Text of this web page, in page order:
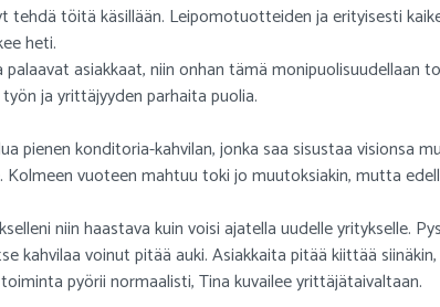
tehdä töitä käsillään. Leipomotuotteiden ja erityisesti
heti.
asiakkaat, niin onhan tämä monipuolisuudellaan
ja yrittäjyyden parhaita puolia.
pienen konditoria-kahvilan, jonka saa sisustaa visionsa
vuoteen mahtuu toki jo muutoksiakin, mutta
niin haastava kuin voisi ajatella uudelle yritykselle.
kahvilaa voinut pitää auki. Asiakkaita pitää kiittää
pyörii normaalisti, Tina kuvailee yrittäjätaivaltaan.